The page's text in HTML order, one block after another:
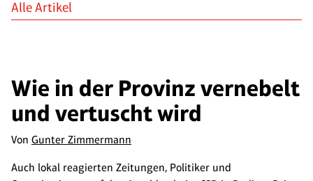
Alle Artikel
Wie in der Provinz vernebelt
und vertuscht wird
Von Gunter Zimmermann
Auch lokal reagierten Zeitungen, Politiker und